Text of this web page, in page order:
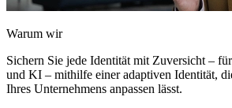
Warum wir
Sichern Sie jede Identität mit Zuversicht –
und KI – mithilfe einer adaptiven Identität,
Ihres Unternehmens anpassen lässt.